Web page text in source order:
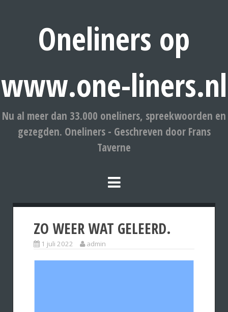
Oneliners op
www.one-liners.nl
Nu al meer dan 33.000 oneliners, spreekwoorden en
gezegden. Oneliners - Geschreven door Frans
Taverne
ZO WEER WAT GELEERD.
1 juli 2022 admin